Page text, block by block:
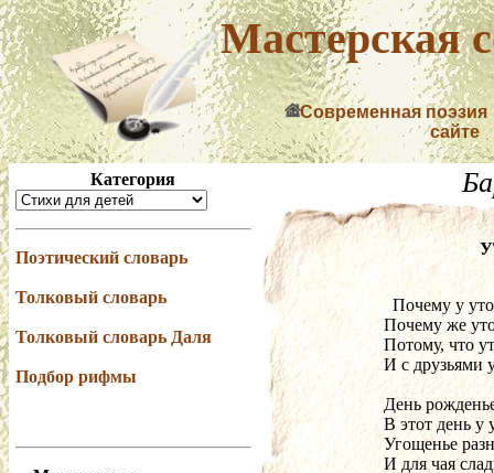
Мастерская
Современная поэзия
сайте
Категория
Поэтический словарь
Толковый словарь
Толковый словарь Даля
Подбор рифмы
Почему у
Почему же
Потому, что
И с друзьями
День
В этот день у
Угощенье
И для чая